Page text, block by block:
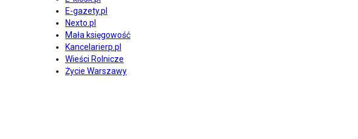
E-gazety.pl
Nexto.pl
Mała księgowość
Kancelarierp.pl
Wieści Rolnicze
Życie Warszawy